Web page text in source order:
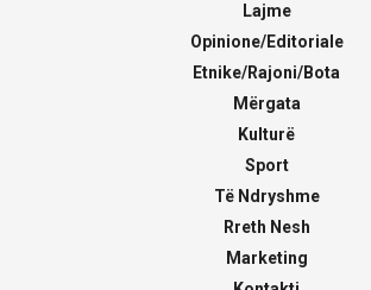
Lajme
Opinione/Editoriale
Etnike/Rajoni/Bota
Mërgata
Kulturë
Sport
Të Ndryshme
Rreth Nesh
Marketing